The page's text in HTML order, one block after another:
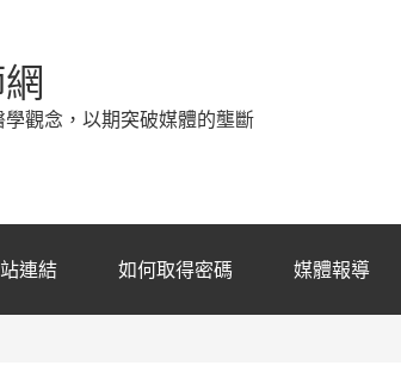
觀念，以期突破媒體的壟斷
連結 如何取得密碼 媒體報導